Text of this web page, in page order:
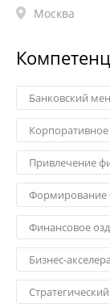
Москва
Банковский
Привлечение
Формирование
Финансовое
Бизнес-